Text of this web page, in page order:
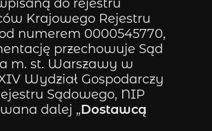
do rejestru
Krajowego Rejestru
numerem 0000545770,
przechowuje Sąd
m. st. Warszawy w
Wydział Gospodarczy
Sądowego, NIP
dalej „Dostawcą